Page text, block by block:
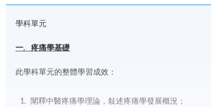
學科單元
一. 疼痛學基礎
此學科單元的整體學習成效：
闡釋中醫疼痛學理論，敍述疼痛學發展概況；